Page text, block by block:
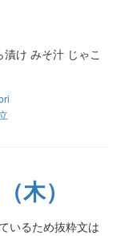
みそ汁 じゃこ
木）
いるため抜粋文は